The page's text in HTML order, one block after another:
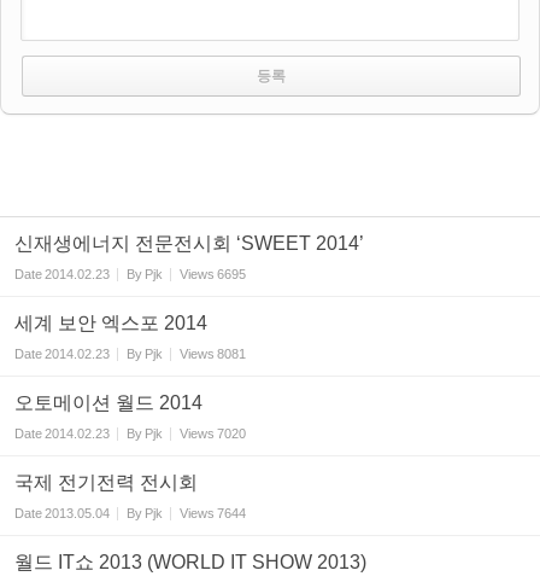
신재생에너지 전문전시회 ‘SWEET 2014’
Date2014.02.23 By Pjk Views 6695
세계 보안 엑스포 2014
Date2014.02.23 By Pjk Views 8081
오토메이션 월드 2014
Date2014.02.23 By Pjk Views 7020
국제 전기전력 전시회
Date2013.05.04 By Pjk Views 7644
월드 IT쇼 2013 (WORLD IT SHOW 2013)